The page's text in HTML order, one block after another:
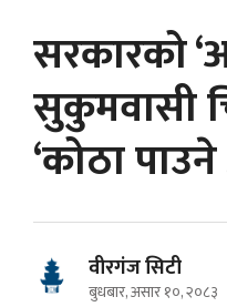
सरकारको
सुकुमवासी
‘कोठा
वीरगंज सिटी
बुधबार, असार १०, २०८३